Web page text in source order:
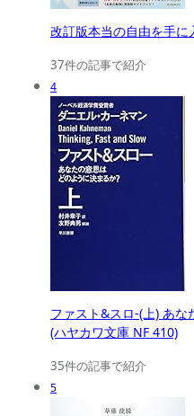
改訂版本当の自由を手に
37件の記事で紹介
4
ファスト&スロ-(上) あな
(ハヤカワ文庫 NF 410)
35件の記事で紹介
5